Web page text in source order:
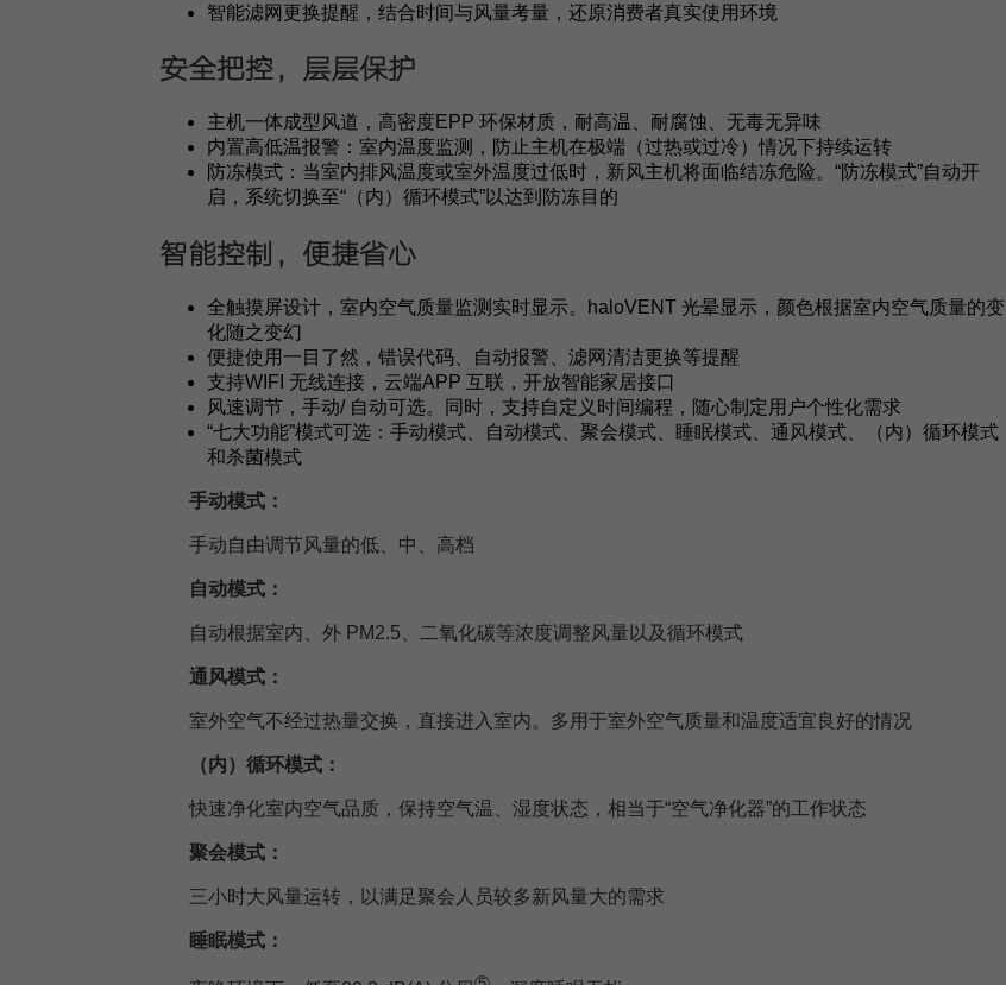
智能滤网更换提醒，结合时间与风量考量，还原消费者真实使用环境
安全把控，层层保护
主机一体成型风道，高密度EPP 环保材质，耐高温、耐腐蚀、无毒无异味
内置高低温报警：室内温度监测，防止主机在极端（过热或过冷）情况下持续运转
防冻模式：当室内排风温度或室外温度过低时，新风主机将面临结冻危险。“防冻模式”自动开
启，系统切换至“（内）循环模式”以达到防冻目的
智能控制，便捷省心
全触摸屏设计，室内空气质量监测实时显示。haloVENT 光晕显示，颜色根据室内空气质量的变
化随之变幻
便捷使用一目了然，错误代码、自动报警、滤网清洁更换等提醒
支持WIFI 无线连接，云端APP 互联，开放智能家居接口
风速调节，手动/ 自动可选。同时，支持自定义时间编程，随心制定用户个性化需求
“七大功能”模式可选：手动模式、自动模式、聚会模式、睡眠模式、通风模式、（内）循环模式
和杀菌模式
手动模式：
手动自由调节风量的低、中、高档
自动模式：
自动根据室内、外 PM2.5、二氧化碳等浓度调整风量以及循环模式
通风模式：
室外空气不经过热量交换，直接进入室内。多用于室外空气质量和温度适宜良好的情况
（内）循环模式：
快速净化室内空气品质，保持空气温、湿度状态，相当于“空气净化器”的工作状态
聚会模式：
三小时大风量运转，以满足聚会人员较多新风量大的需求
睡眠模式：